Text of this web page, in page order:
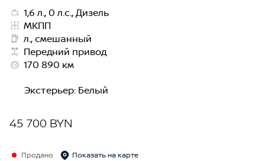
1,6 л., 0 л.с., Дизель
МКПП
л., смешанный
Передний привод
170 890 км
Экстерьер: Белый
45 700 BYN
Продано Показать на карте